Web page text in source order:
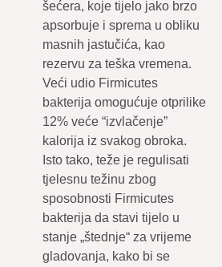
šećera, koje tijelo jako brzo
apsorbuje i sprema u obliku
masnih jastučića, kao
rezervu za teška vremena.
Veći udio Firmicutes
bakterija omogućuje otprilike
12% veće “izvlačenje”
kalorija iz svakog obroka.
Isto tako, teže je regulisati
tjelesnu težinu zbog
sposobnosti Firmicutes
bakterija da stavi tijelo u
stanje „štednje“ za vrijeme
gladovanja, kako bi se